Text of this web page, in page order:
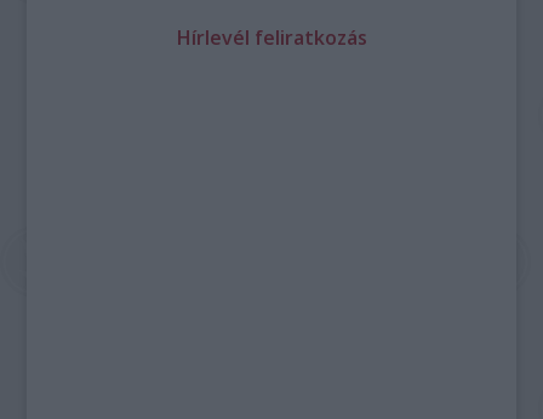
Hírlevél feliratkozás